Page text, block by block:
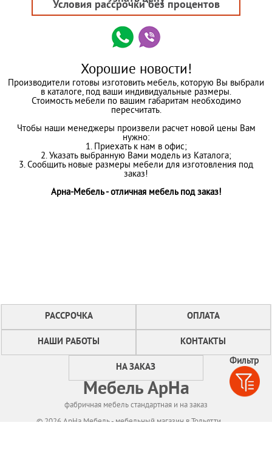
Фильтр
Условия рассрочки без процентов
Хорошие новости!
Производители готовы изготовить мебель, которую Вы выбрали
в каталоге, под ваши индивидуальные размеры.
Стоимость мебели по вашим габаритам необходимо
пересчитать.
Чтобы наши менеджеры произвели расчет новой цены Вам
нужно:
1. Приехать к нам в офис;
2. Указать выбранную Вами модель из Каталога;
3. Сообщить новые размеры мебели для изготовления под
заказ!
Арна-Мебель - отличная мебель под заказ!
РАССРОЧКА ОПЛАТА
НАШИ РАБОТЫ КОНТАКТЫ
НА ЗАКАЗ
Мебель АрНа
фабричная мебель стандартная и на заказ
© 2026 АрНа Мебель - мебельный магазин в Тольятти